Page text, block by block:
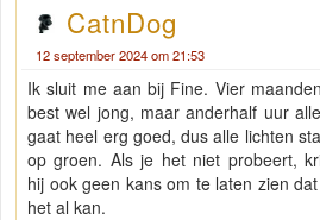
CatnDog
12 september 2024 om 21:53
Ik sluit me aan bij Fine. Vier
best wel jong, maar anderhalf uur
gaat heel erg goed, dus alle lichten
op groen. Als je het niet probeert,
hij ook geen kans om te laten zien
het al kan.